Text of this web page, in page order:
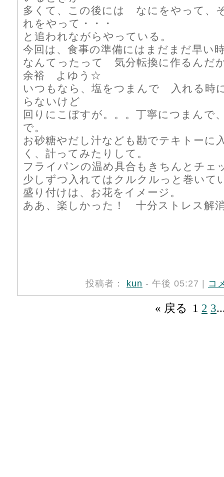
多くて、この後には なにをやって、
れをやって・・・
と追われながらやっている。
今回は、食事の準備にはまだまだ早い
なんてったって 気分転換に作るんだ
余裕 よゆう☆
いつもなら、塩をつまんで 入れる時
らないけど
回りにこぼすが。。。丁寧につまんで
で。
お砂糖やだし汁なども勘でテキトーに
く、計ってみたりして。
フライパンの温め具合もきちんとチェ
少しずつ入れてはクルクルっと巻いて
盛り付けは、お花をイメージ。
ああ、楽しかった！ 十分ストレス解
投稿者： kun - 午後 05:27 | コ
« 戻る 1 2 3